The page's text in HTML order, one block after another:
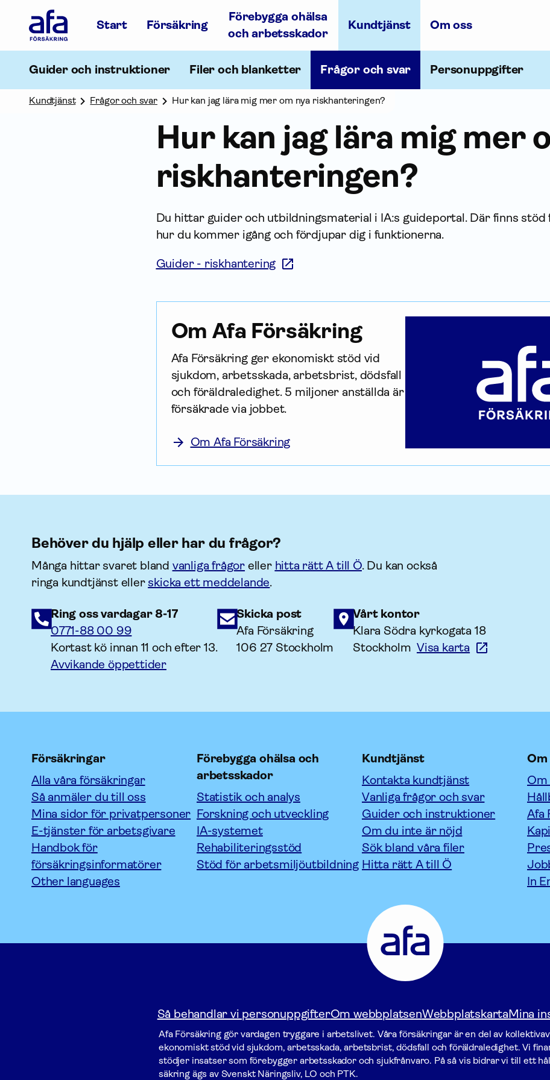
Försäkring
Gå
startsidan
Start Försäkring
Förebygga ohälsa
och arbetsskador
Kundtjänst Om oss
Guider och instruktioner Filer och blanketter Frågor och svar Personuppgifter
Kundtjänst Frågor och svar Hur kan jag lära mig mer om nya riskhanteringen?
Hur kan jag lära mig mer
risk­hanteringen?
Du hittar guider och utbildningsmaterial i IA:s guideportal. Där finns stöd
hur du kommer igång och fördjupar dig i funktionerna.
Guider - riskhantering
Om Afa För­säkring
Afa För­säkring ger ekonomiskt stöd vid
sjukdom, arbetsskada, arbetsbrist, dödsfall
och föräldraledighet. 5 miljoner anställda är
försäkrade via jobbet.
Om Afa Försäkring
Behöver du hjälp eller har du frågor?
Många hittar svaret bland vanliga frågor eller hitta rätt A till Ö. Du kan också
ringa kundtjänst eller skicka ett meddelande.
Ring oss vardagar 8-17
0771-88 00 99
Kortast kö innan 11 och efter 13.
Avvikande öppettider
Skicka post
Afa Försäkring
106 27 Stockholm
Vårt kontor
Klara Södra kyrkogata 18
StockholmVisa karta
Försäkringar
Alla våra försäkringar
Så anmäler du till oss
Mina sidor för privatpersoner
E-tjänster för arbetsgivare
Handbok för
försäkringsinformatörer
Other languages
Förebygga ohälsa och
arbetsskador
Statistik och analys
Forskning och utveckling
IA-systemet
Rehabiliteringsstöd
Stöd för arbetsmiljöutbildning
Kundtjänst
Kontakta kundtjänst
Vanliga frågor och svar
Guider och instruktioner
Om du inte är nöjd
Sök bland våra filer
Hitta rätt A till Ö
Om
Om
Afa
In
Försäkring
Gå
till
startsidan
Så behandlar vi personuppgifterOm webbplatsenWebbplatskartaMina
Afa För­säkring gör vardagen tryggare i arbetslivet. Våra försäk­ringar är en del av
ekonomiskt stöd vid sjukdom, arbetsskada, arbetsbrist, dödsfall och föräldraledighet. Vi
stödjer insatser som förebygger arbets­skador och sjukfrånvaro. På så vis bidrar vi till ett
säkring ägs av Svenskt Näringsliv, LO och PTK.